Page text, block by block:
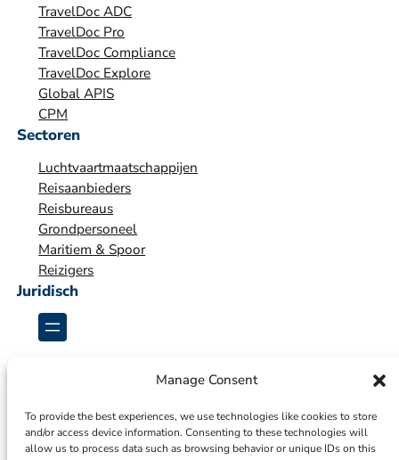
Manage Consent
To provide the best experiences, we use technologies like cookies to store
and/or access device information. Consenting to these technologies will
allow us to process data such as browsing behavior or unique IDs on this
e
TravelDoc ADC
TravelDoc Pro
TravelDoc Compliance
TravelDoc Explore
Global APIS
CPM
Sectoren
Luchtvaartmaatschappijen
Reisaanbieders
Reisbureaus
Grondpersoneel
Maritiem & Spoor
Reizigers
Juridisch